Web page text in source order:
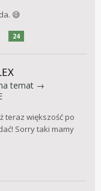
😅
24
temat →
teraz większość po
Sorry taki mamy